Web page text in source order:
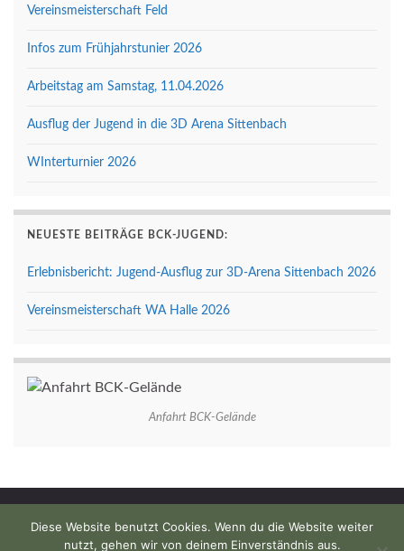
Vereinsmeisterschaft Feld
Infos zum Frühjahrstunier 2026
Arbeitstag am Samstag, 11.04.2026
Ausflug der Jugend in die 3D Arena Sittenbach
WInterturnier 2026
NEUESTE BEITRÄGE BCK-JUGEND:
Erlebnisbericht: Jugend-Ausflug zur 3D-Arena Sittenbach 2026
Vereinsmeisterschaft WA Halle 2026
Anfahrt BCK-Gelände
Impressum Datenschutzerklärung Anfahrt Kontakt
Diese Website benutzt Cookies. Wenn du die Website weiter
nutzt, gehen wir von deinem Einverständnis aus.